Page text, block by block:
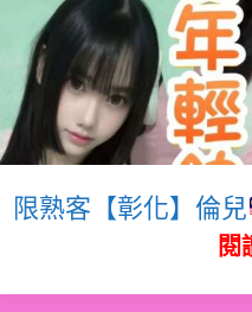
限熟客【彰化】倫兒
閱